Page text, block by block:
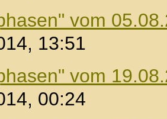
vom
13:51
vom
00:24